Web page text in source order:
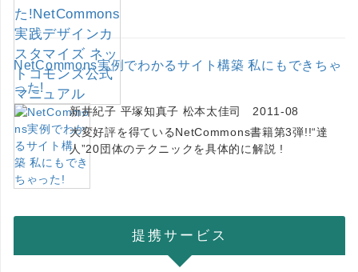
NetCommons実例でわかるサイト構築 私にもできちゃ
った!
新井紀子 平塚知真子 松本太佳司 2011-08
大変好評を得ているNetCommons書籍第3弾!!“達
人”20団体のテクニックを具体的に解説 !
提携サービス